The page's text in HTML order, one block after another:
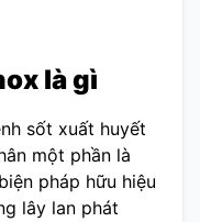
là gì
sốt xuất huyết
một phần là
pháp hữu hiệu
lây lan phát